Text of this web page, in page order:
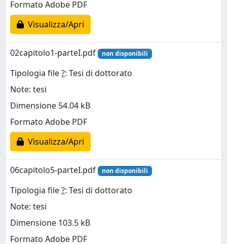
Formato Adobe PDF
Visualizza/Apri
02capitolo1-parteI.pdf non disponibili
Tipologia file?: Tesi di dottorato
Note: tesi
Dimensione 54.04 kB
Formato Adobe PDF
Visualizza/Apri
06capitolo5-parteI.pdf non disponibili
Tipologia file?: Tesi di dottorato
Note: tesi
Dimensione 103.5 kB
Formato Adobe PDF